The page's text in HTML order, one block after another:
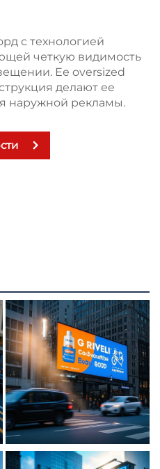
с технологией
четкую видимость
Ее oversized
делают ее
наружной рекламы.